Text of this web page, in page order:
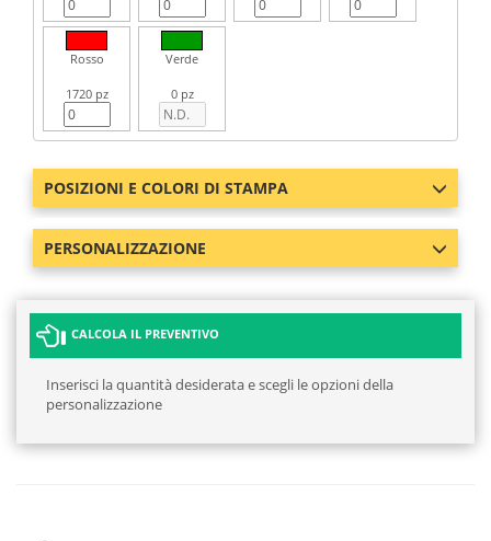
Rosso
1720 pz
Verde
0 pz
POSIZIONI E COLORI DI STAMPA
PERSONALIZZAZIONE
CALCOLA IL PREVENTIVO
Inserisci la quantità desiderata e scegli le opzioni della
personalizzazione